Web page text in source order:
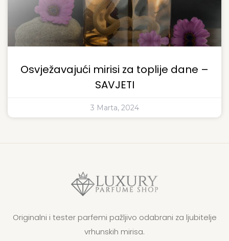
Osvježavajući mirisi za toplije dane –
SAVJETI
3 Marta, 2024
Originalni i tester parfemi pažljivo odabrani za ljubitelje
vrhunskih mirisa.